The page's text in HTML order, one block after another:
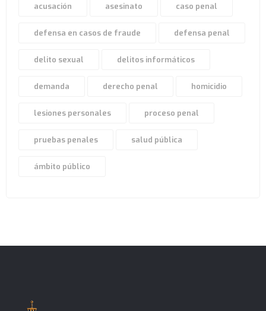
acusación asesinato caso penal
defensa en casos de fraude defensa penal
delito sexual delitos informáticos
demanda derecho penal homicidio
lesiones personales proceso penal
pruebas penales salud pública
ámbito público